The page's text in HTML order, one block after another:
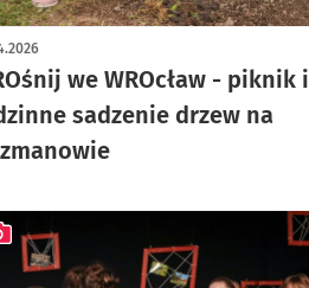
we WROcław - piknik i
sadzenie drzew na
z galerią zdjęć